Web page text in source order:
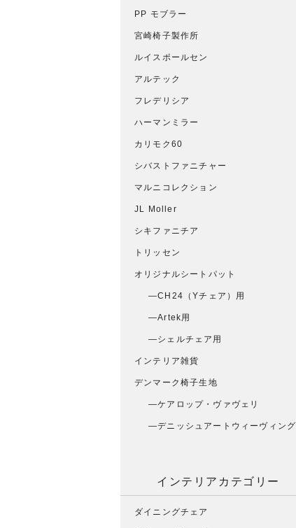
PP モブラー
宮崎椅子製作所
ルイスポールセン
アルテック
フレデリシア
ハーマンミラー
カリモク60
シバストファニチャー
マルニコレクション
JL Moller
シキファニチア
トリッセン
オリジナルシートパット
CH24（Yチェア）用
Artek用
シェルチェア用
インテリア雑貨
デンマーク椅子生地
ケアロップ・ヴァヴェリ
デニッシュアートウィーヴィング
インテリアカテゴリー
ダイニングチェア